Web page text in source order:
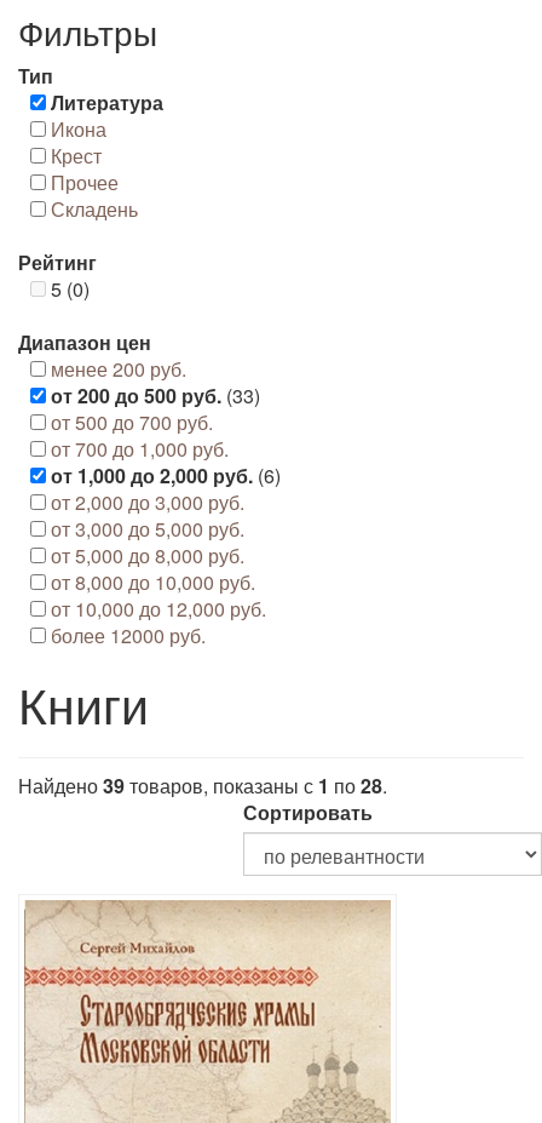
Фильтры
Тип
Литература
Икона
Крест
Прочее
Складень
Рейтинг
5 (0)
Диапазон цен
менее 200 руб.
от 200 до 500 руб. (33)
от 500 до 700 руб.
от 700 до 1,000 руб.
от 1,000 до 2,000 руб. (6)
от 2,000 до 3,000 руб.
от 3,000 до 5,000 руб.
от 5,000 до 8,000 руб.
от 8,000 до 10,000 руб.
от 10,000 до 12,000 руб.
более 12000 руб.
Книги
Найдено39товаров, показаны с 1 по28.
Сортировать